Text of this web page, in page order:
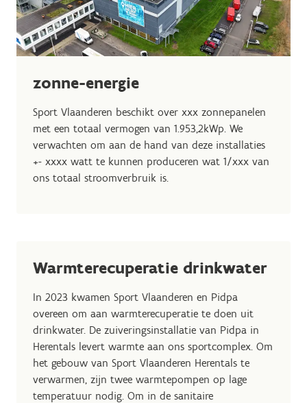
zonne-energie
Sport Vlaanderen beschikt over xxx zonnepanelen
met een totaal vermogen van 1.953,2kWp. We
verwachten om aan de hand van deze installaties
+- xxxx watt te kunnen produceren wat 1/xxx van
ons totaal stroomverbruik is.
Warmterecuperatie drinkwater
In 2023 kwamen Sport Vlaanderen en Pidpa
overeen om aan warmterecuperatie te doen uit
drinkwater. De zuiveringsinstallatie van Pidpa in
Herentals levert warmte aan ons sportcomplex. Om
het gebouw van Sport Vlaanderen Herentals te
verwarmen, zijn twee warmtepompen op lage
temperatuur nodig. Om in de sanitaire